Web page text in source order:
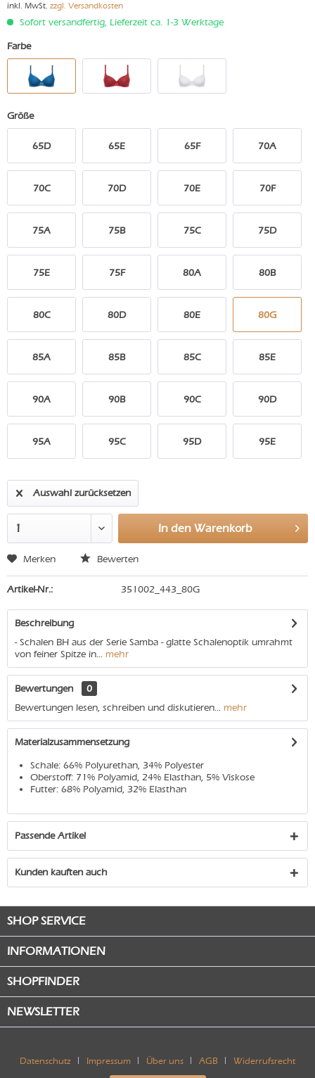
inkl. MwSt. zzgl. Versandkosten
Sofort versandfertig, Lieferzeit ca. 1-3 Werktage
Farbe
Größe
65D 65E 65F 70A
70C 70D 70E 70F
75A 75B 75C 75D
75E 75F 80A 80B
80C 80D 80E 80G
85A 85B 85C 85E
90A 90B 90C 90D
95A 95C 95D 95E
Auswahl zurücksetzen
In den Warenkorb
Merken Bewerten
Artikel-Nr.: 351002_443_80G
Beschreibung
- Schalen BH aus der Serie Samba - glatte Schalenoptik umrahmt
von feiner Spitze in... mehr
Bewertungen
0
Bewertungen lesen, schreiben und diskutieren... mehr
Materialzusammensetzung
Schale: 66% Polyurethan, 34% Polyester
Oberstoff: 71% Polyamid, 24% Elasthan, 5% Viskose
Futter: 68% Polyamid, 32% Elasthan
Passende Artikel
Kunden kauften auch
SHOP SERVICE
INFORMATIONEN
SHOPFINDER
NEWSLETTER
Datenschutz Impressum Über uns AGB Widerrufsrecht